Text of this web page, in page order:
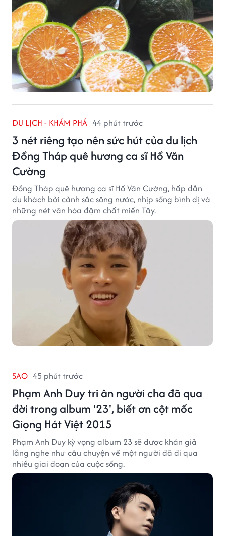
DU LỊCH - KHÁM PHÁ 44 phút trước
3 nét riêng tạo nên sức hút của du lịch
Đồng Tháp quê hương ca sĩ Hồ Văn
Cường
Đồng Tháp quê hương ca sĩ Hồ Văn Cường, hấp dẫn
du khách bởi cảnh sắc sông nước, nhịp sống bình dị và
những nét văn hóa đậm chất miền Tây.
SAO 45 phút trước
Phạm Anh Duy tri ân người cha đã qua
đời trong album '23', biết ơn cột mốc
Giọng Hát Việt 2015
Phạm Anh Duy kỳ vọng album 23 sẽ được khán giả
lắng nghe như câu chuyện về một người đã đi qua
nhiều giai đoạn của cuộc sống.